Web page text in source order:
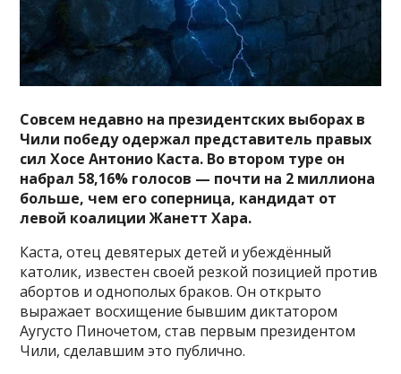
Совсем недавно на президентских выборах в
Чили победу одержал представитель правых
сил Хосе Антонио Каста. Во втором туре он
набрал 58,16% голосов — почти на 2 миллиона
больше, чем его соперница, кандидат от
левой коалиции Жанетт Хара.
Каста, отец девятерых детей и убеждённый
католик, известен своей резкой позицией против
абортов и однополых браков. Он открыто
выражает восхищение бывшим диктатором
Аугусто Пиночетом, став первым президентом
Чили, сделавшим это публично.